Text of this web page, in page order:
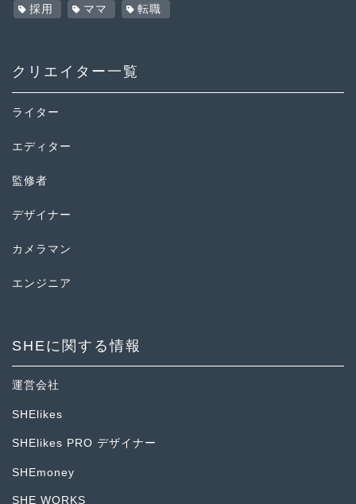
採用 ママ 転職
クリエイター一覧
ライター
エディター
監修者
デザイナー
カメラマン
エンジニア
SHEに関する情報
運営会社
SHElikes
SHElikes PRO デザイナー
SHEmoney
SHE WORKS